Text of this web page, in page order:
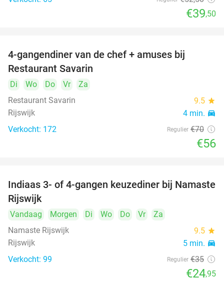
€39,50
4-gangendiner van de chef + amuses bij
Restaurant Savarin
Di Wo Do Vr
Za
Restaurant Savarin
9.5 star
Rijswijk 4 min. directions_car
Verkocht: 172 Regulier €70
€56
29%
Indiaas 3- of 4-gangen keuzediner bij Namaste
Rijswijk
Vandaag Morgen Di Wo Do Vr
Za
Namaste Rijswijk
9.5 star
Rijswijk 5 min. directions_car
Verkocht: 99 Regulier €35
€24,95